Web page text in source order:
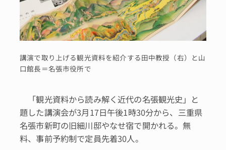
講演で取り上げる観光資料を紹介する田中教授（右）と山
口館長＝名張市役所で
「観光資料から読み解く近代の名張観光史」と
題した講演会が3月17日午後1時30分から、三重県
名張市新町の旧細川邸やなせ宿で開かれる。無
料、事前予約制で定員先着30人。